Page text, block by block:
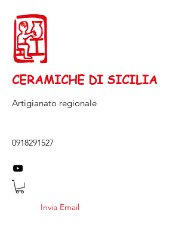
CERAMICHE DI SICILIA
Artigianato regionale
0918291527
Invia Email